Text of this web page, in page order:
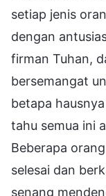
setiap jenis
dengan
firman Tuhan,
bersemangat
betapa
tahu semua ini
Beberapa
selesai dan
senang